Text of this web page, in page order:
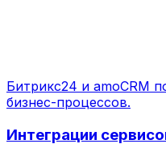
Битрикс24 и amoCRM
бизнес-процессов.
Интеграции